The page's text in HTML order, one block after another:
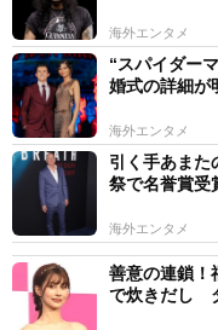
海外エンタメ
“スパイダー
婚式の詳細
海外エンタメ
引く手あま
祭で名誉賞
海外エンタメ
善意の連鎖
で炊きだし